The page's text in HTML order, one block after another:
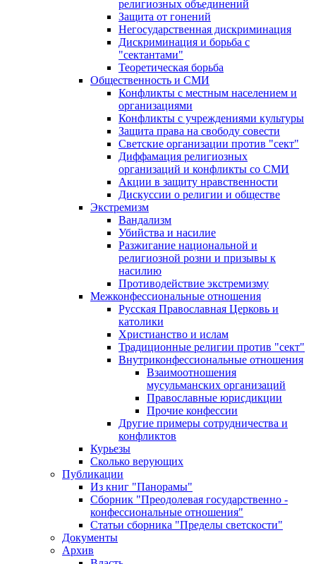
религиозных объединений
Защита от гонений
Негосударственная дискриминация
Дискриминация и борьба с
"сектантами"
Теоретическая борьба
Общественность и СМИ
Конфликты с местным населением и
организациями
Конфликты с учреждениями культуры
Защита права на свободу совести
Светские организации против "сект"
Диффамация религиозных
организаций и конфликты со СМИ
Акции в защиту нравственности
Дискуссии о религии и обществе
Экстремизм
Вандализм
Убийства и насилие
Разжигание национальной и
религиозной розни и призывы к
насилию
Противодействие экстремизму
Межконфессиональные отношения
Русская Православная Церковь и
католики
Христианство и ислам
Традиционные религии против "сект"
Внутриконфессиональные отношения
Взаимоотношения
мусульманских организаций
Православные юрисдикции
Прочие конфессии
Другие примеры сотрудничества и
конфликтов
Курьезы
Сколько верующих
Публикации
Из книг "Панорамы"
Сборник "Преодолевая государственно -
конфессиональные отношения"
Статьи сборника "Пределы светскости"
Документы
Архив